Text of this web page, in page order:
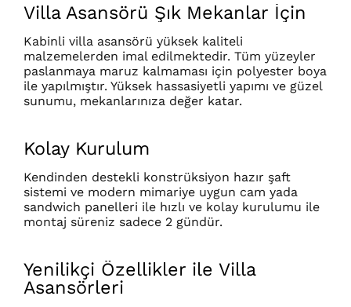
Villa Asansörü Şık Mekanlar İçin
Kabinli villa asansörü yüksek kaliteli
malzemelerden imal edilmektedir. Tüm yüzeyler
paslanmaya maruz kalmaması için polyester boya
ile yapılmıştır. Yüksek hassasiyetli yapımı ve güzel
sunumu, mekanlarınıza değer katar.
Kolay Kurulum
Kendinden destekli konstrüksiyon hazır şaft
sistemi ve modern mimariye uygun cam yada
sandwich panelleri ile hızlı ve kolay kurulumu ile
montaj süreniz sadece 2 gündür.
Yenilikçi Özellikler ile Villa
Asansörleri